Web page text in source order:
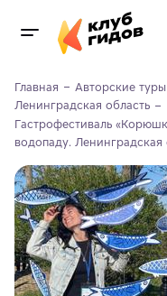
Главная Авторские туры
Ленинградская область
Гастрофестиваль
водопаду. Ленинградская